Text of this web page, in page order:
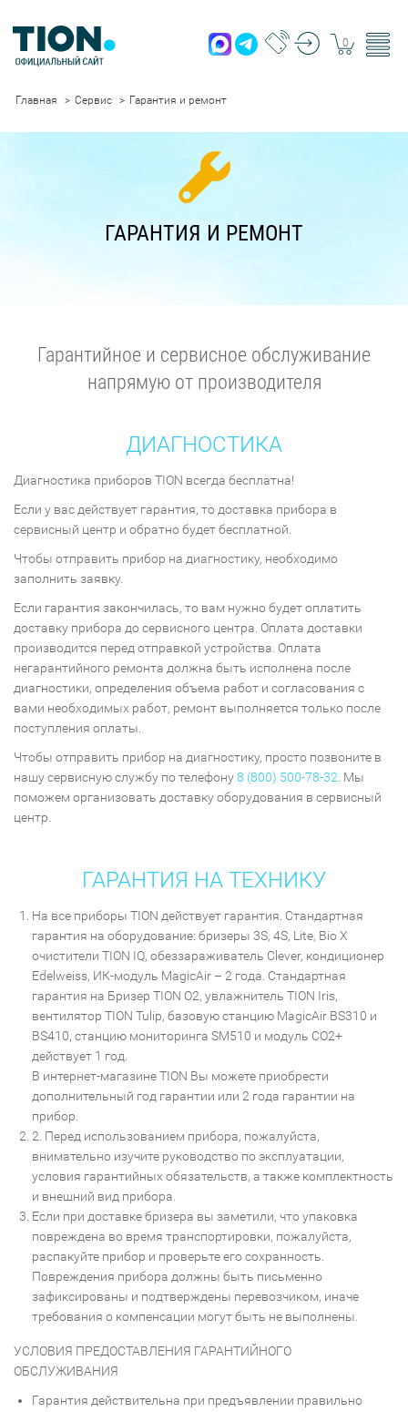
0
Главная Сервис Гарантия и ремонт
ГАРАНТИЯ И РЕМОНТ
Гарантийное и сервисное обслуживание
напрямую от производителя
ДИАГНОСТИКА
Диагностика приборов TION всегда бесплатна!
Если у вас действует гарантия, то доставка прибора в
сервисный центр и обратно будет бесплатной.
Чтобы отправить прибор на диагностику, необходимо
заполнить заявку.
Если гарантия закончилась, то вам нужно будет оплатить
доставку прибора до сервисного центра. Оплата доставки
производится перед отправкой устройства. Оплата
негарантийного ремонта должна быть исполнена после
диагностики, определения объема работ и согласования с
вами необходимых работ, ремонт выполняется только после
поступления оплаты.
Чтобы отправить прибор на диагностику, просто позвоните в
нашу сервисную службу по телефону8 (800) 500-78-32 . Мы
поможем организовать доставку оборудования в сервисный
центр.
ГАРАНТИЯ НА ТЕХНИКУ
На все приборы TION действует гарантия. Стандартная
гарантия на оборудование: бризеры 3S, 4S, Lite, Bio X
очистители TION IQ, обеззараживатель Clever, кондиционер
Edelweiss, ИК-модуль MagicAir – 2 года. Стандартная
гарантия на Бризер TION O2, увлажнитель TION Iris,
вентилятор TION Tulip, базовую станцию MagicAir BS310 и
BS410, станцию мониторинга SM510 и модуль CO2+
действует 1 год.
В интернет-магазине TION Вы можете приобрести
дополнительный год гарантии или 2 года гарантии на
прибор.
2. Перед использованием прибора, пожалуйста,
внимательно изучите руководство по эксплуатации,
условия гарантийных обязательств, а также комплектность
и внешний вид прибора.
Если при доставке бризера вы заметили, что упаковка
повреждена во время транспортировки, пожалуйста,
распакуйте прибор и проверьте его сохранность.
Повреждения прибора должны быть письменно
зафиксированы и подтверждены перевозчиком, иначе
требования о компенсации могут быть не выполнены.
УСЛОВИЯ ПРЕДОСТАВЛЕНИЯ ГАРАНТИЙНОГО
ОБСЛУЖИВАНИЯ
Гарантия действительна при предъявлении правильно